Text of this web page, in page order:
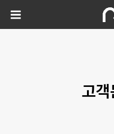
고